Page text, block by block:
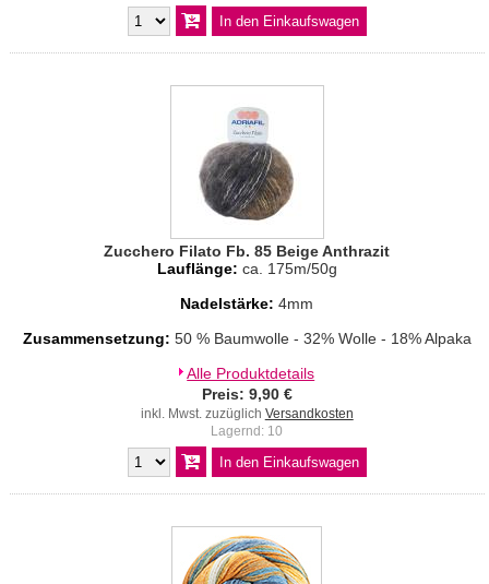
Zucchero Filato Fb. 85 Beige Anthrazit
Lauflänge: ca. 175m/50g
Nadelstärke: 4mm
Zusammensetzung: 50 % Baumwolle - 32% Wolle - 18% Alpaka
Alle Produktdetails
Preis: 9,90 €
inkl. Mwst. zuzüglich Versandkosten
Lagernd: 10